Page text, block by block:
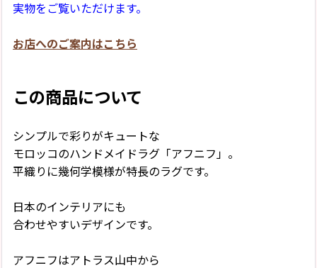
実物をご覧いただけます。
お店へのご案内はこちら
この商品について
シンプルで彩りがキュートな
モロッコのハンドメイドラグ「アフニフ」。
平織りに幾何学模様が特長のラグです。
日本のインテリアにも
合わせやすいデザインです。
アフニフはアトラス山中から